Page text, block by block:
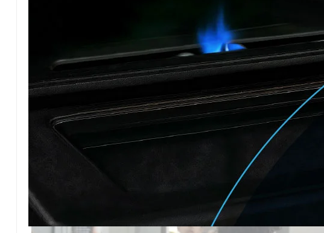
U11 Racing 18 - Estudiantes 63
U13 Racing 67 - Estudiantes 98
U15 Racing 57 - Estudiantes 61
U17 - Racing 69 - Estudiantes 79